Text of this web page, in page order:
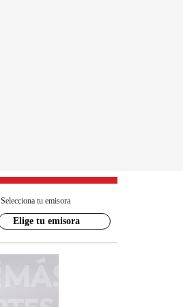
Selecciona tu emisora
Elige tu emisora